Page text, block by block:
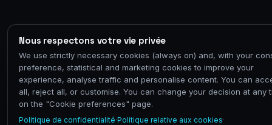
Nous respectons votre vie privée
We use strictly necessary cookies (always on) and, with your
preference, statistical and marketing cookies to improve your
experience, analyse traffic and personalise content. You can
all, reject all, or customise. You can change your decision at any
on the "Cookie preferences" page.
Politique de confidentialité·Politique relative aux cookies·